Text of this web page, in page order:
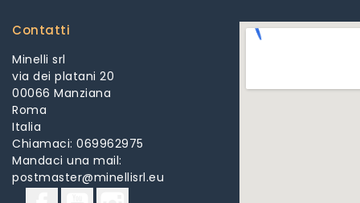
Contatti
Minelli srl
via dei platani 20
00066 Manziana
Roma
Italia
Chiamaci: 069962975
Mandaci una mail:
postmaster@minellisrl.eu